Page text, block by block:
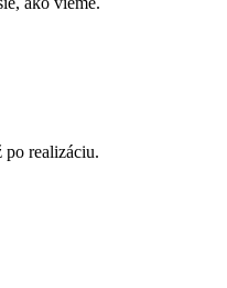
po realizáciu.